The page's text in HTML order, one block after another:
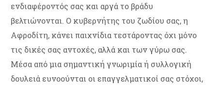
ενδιαφέροντός σας και αργά το βράδυ
βελτιώνονται. Ο κυβερνήτης του ζωδίου σας, η
Αφροδίτη, κάνει παιχνίδια τεστάροντας όχι μόνο
τις δικές σας αντοχές, αλλά και των γύρω σας.
Μέσα από μια σημαντική γνωριμία ή συλλογική
δουλειά ευνοούνται οι επαγγελματικοί σας στόχοι,